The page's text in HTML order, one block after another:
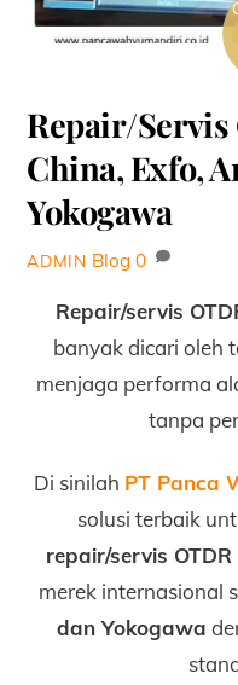
Repair/
China, Exfo,
Yokogawa
ADMIN Blog 0
Repair/servis
banyak dicari oleh
menjaga performa
tanpa
Di sinilah PT Panca
solusi terbaik
repair/servis
merek internasional
dan Yokogawa